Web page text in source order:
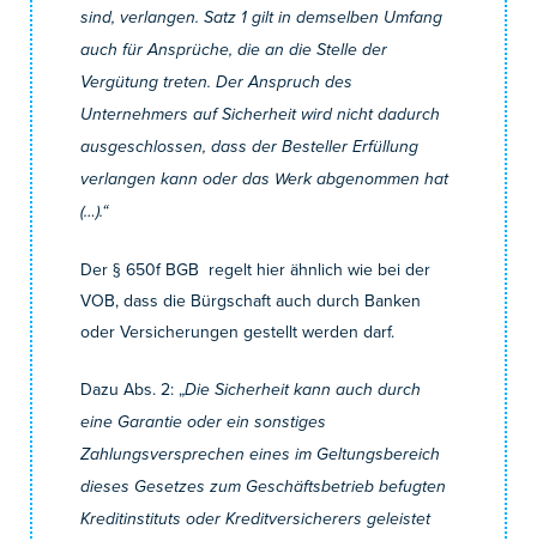
sind, verlangen. Satz 1 gilt in demselben Umfang
auch für Ansprüche, die an die Stelle der
Vergütung treten. Der Anspruch des
Unternehmers auf Sicherheit wird nicht dadurch
ausgeschlossen, dass der Besteller Erfüllung
verlangen kann oder das Werk abgenommen hat
(…).“
Der § 650f BGB regelt hier ähnlich wie bei der
VOB, dass die Bürgschaft auch durch Banken
oder Versicherungen gestellt werden darf.
Dazu Abs. 2: „Die Sicherheit kann auch durch
eine Garantie oder ein sonstiges
Zahlungsversprechen eines im Geltungsbereich
dieses Gesetzes zum Geschäftsbetrieb befugten
Kreditinstituts oder Kreditversicherers geleistet